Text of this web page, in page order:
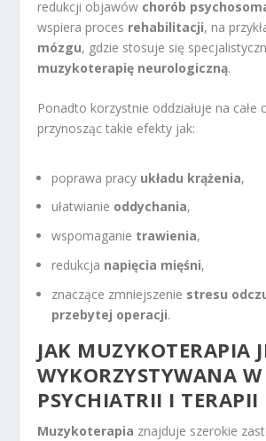
redukcji objawów chorób
wspiera proces rehabilitacji, na
mózgu, gdzie stosuje się
muzykoterapię neurologiczną.
Ponadto korzystnie oddziałuje na całe
przynosząc takie efekty jak:
poprawa pracy układu krążenia,
ułatwianie oddychania,
wspomaganie trawienia,
redukcja napięcia mięśni,
znaczące zmniejszenie stresu
przebytej operacji.
JAK MUZYKOTERAPIA
WYKORZYSTYWANA W
PSYCHIATRII I TERAPII
Muzykoterapia znajduje szerokie